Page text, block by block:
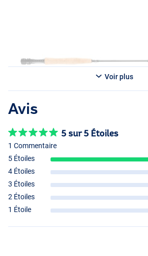
#5/6
Voir plus
Avis
5 sur 5 Étoiles
1 Commentaire
5 Étoiles
4 Étoiles
3 Étoiles
2 Étoiles
1 Étoile